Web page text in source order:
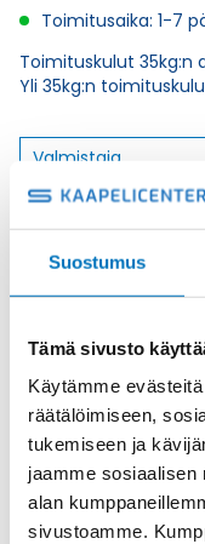
Suostumus
Tämä sivusto
Käytämme
räätälöimiseen,
tukemiseen ja
jaamme sosiaalisen
alan
sivustoamme.
Toimitusaika: 1-7
Toimituskulut 35kg:n
Yli 35kg:n
Valmistaja
Korkeus H
Kierteen Pituus Gl
Materiaali
Kierre
Ulkokierre Ag
Normen